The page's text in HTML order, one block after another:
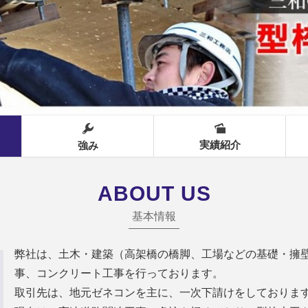
強み 実績紹介
ABOUT US
基本情報
弊社は、土木・建築（高架橋の橋脚、工場などの基礎・
事、コンクリート工事を行っております。
取引先は、地元ゼネコンを主に、一次下請けをしておりま